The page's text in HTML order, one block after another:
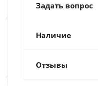
Задать вопрос
Наличие
Отзывы